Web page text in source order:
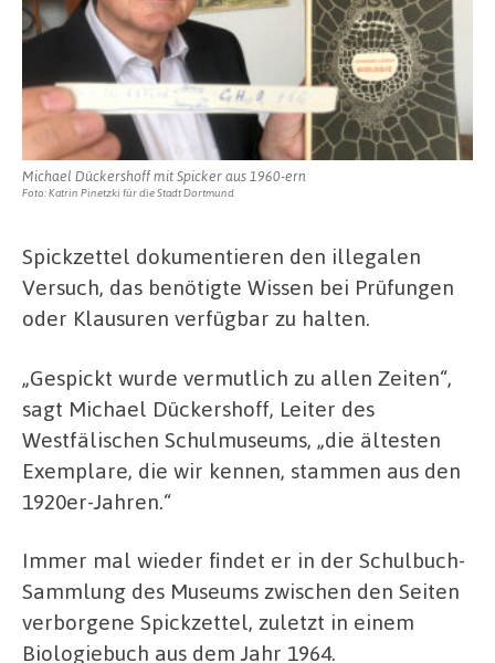
Michael Dückershoff mit Spicker aus 1960-ern
Foto: Katrin Pinetzki für die Stadt Dortmund
Spickzettel dokumentieren den illegalen
Versuch, das benötigte Wissen bei Prüfungen
oder Klausuren verfügbar zu halten.
„Gespickt wurde vermutlich zu allen Zeiten“,
sagt Michael Dückershoff, Leiter des
Westfälischen Schulmuseums, „die ältesten
Exemplare, die wir kennen, stammen aus den
1920er-Jahren.“
Immer mal wieder findet er in der Schulbuch-
Sammlung des Museums zwischen den Seiten
verborgene Spickzettel, zuletzt in einem
Biologiebuch aus dem Jahr 1964.